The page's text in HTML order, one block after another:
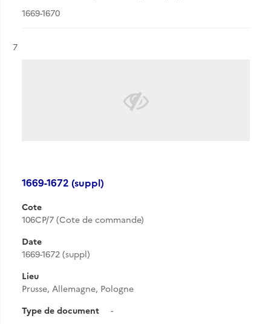
1669-1670
Résultat n°
7
1669-1672 (suppl)
Cote
106CP/7 (Cote de commande)
Date
1669-1672 (suppl)
Lieu
Prusse, Allemagne, Pologne
Type de document
-